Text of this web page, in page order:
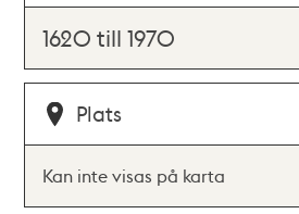
1620 till 1970
Plats
Kan inte visas på karta